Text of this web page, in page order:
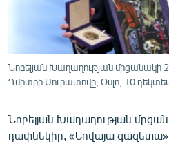
ՏՏ ԵՒ ԻՆՏԵՐՆԵՏ
ԿՈՐՈՆԱՎԻՐՈՒՍ
ԱՐԽԻՎ
ՏԵՍԱՆՅՈՒԹԵՐ
ԲԱՆԱՎԵՃ
ՁԳՏԵԼՈՎ ԼԱՎԱԳՈՒՅՆԻՆ
Նոբելյան Խաղաղության մրցանակի
Դմիտրի Մուրատովը, Օսլո, 10
Նոբելյան Խաղաղության
դափնեկիր, «Նովայա